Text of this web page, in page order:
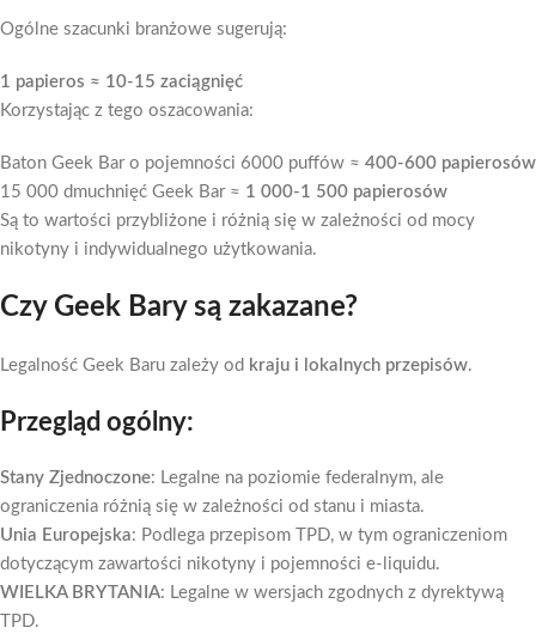
Ogólne szacunki branżowe sugerują:
1 papieros ≈ 10-15 zaciągnięć
Korzystając z tego oszacowania:
Baton Geek Bar o pojemności 6000 puffów ≈ 400-600 papierosów
15 000 dmuchnięć Geek Bar ≈ 1 000-1 500 papierosów
Są to wartości przybliżone i różnią się w zależności od mocy
nikotyny i indywidualnego użytkowania.
Czy Geek Bary są zakazane?
Legalność Geek Baru zależy od kraju i lokalnych przepisów.
Przegląd ogólny:
Stany Zjednoczone: Legalne na poziomie federalnym, ale
ograniczenia różnią się w zależności od stanu i miasta.
Unia Europejska: Podlega przepisom TPD, w tym ograniczeniom
dotyczącym zawartości nikotyny i pojemności e-liquidu.
WIELKA BRYTANIA: Legalne w wersjach zgodnych z dyrektywą
TPD.